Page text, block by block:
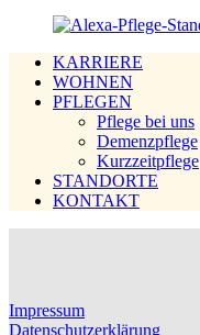
KARRIERE
WOHNEN
PFLEGEN
Pflege bei uns
Demenzpflege
Kurzzeitpflege
STANDORTE
KONTAKT
Impressum
Datenschutzerklärung